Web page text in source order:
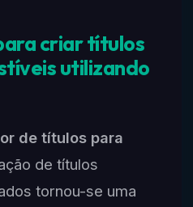
criar títulos
utilizando
de títulos para
de títulos
tornou-se uma